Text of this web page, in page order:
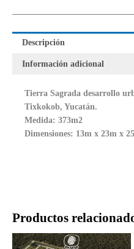
Productos
Rango
de
Este
Descripción
Información adicional
Tierra Sagrada desarrollo
Tixkokob, Yucatán.
Medida: 373m2
Dimensiones: 13m x 23m x